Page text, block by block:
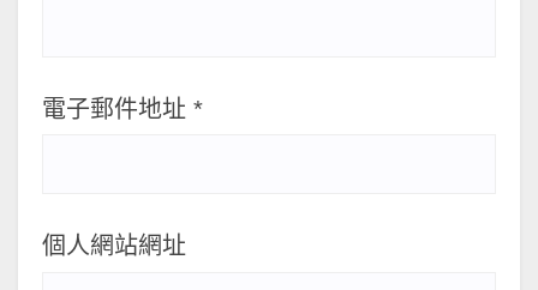
電子郵件地址 *
個人網站網址